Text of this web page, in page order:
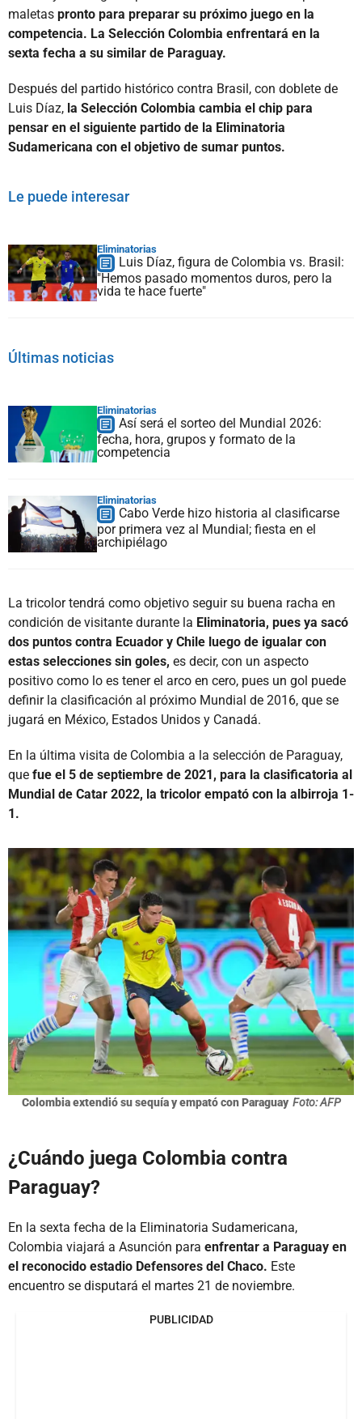
maletas pronto para preparar su próximo juego en la
competencia. La Selección Colombia enfrentará en la
sexta fecha a su similar de Paraguay.
Después del partido histórico contra Brasil, con doblete de
Luis Díaz, la Selección Colombia cambia el chip para
pensar en el siguiente partido de la Eliminatoria
Sudamericana con el objetivo de sumar puntos.
Le puede interesar
Eliminatorias
Luis Díaz, figura de Colombia vs. Brasil:
"Hemos pasado momentos duros, pero la
vida te hace fuerte"
Últimas noticias
Eliminatorias
Así será el sorteo del Mundial 2026:
fecha, hora, grupos y formato de la
competencia
Eliminatorias
Cabo Verde hizo historia al clasificarse
por primera vez al Mundial; fiesta en el
archipiélago
La tricolor tendrá como objetivo seguir su buena racha en
condición de visitante durante la Eliminatoria, pues ya sacó
dos puntos contra Ecuador y Chile luego de igualar con
estas selecciones sin goles, es decir, con un aspecto
positivo como lo es tener el arco en cero, pues un gol puede
definir la clasificación al próximo Mundial de 2016, que se
jugará en México, Estados Unidos y Canadá.
En la última visita de Colombia a la selección de Paraguay,
que fue el 5 de septiembre de 2021, para la clasificatoria al
Mundial de Catar 2022, la tricolor empató con la albirroja 1-
1.
Colombia extendió su sequía y empató con Paraguay Foto: AFP
¿Cuándo juega Colombia contra
Paraguay?
En la sexta fecha de la Eliminatoria Sudamericana,
Colombia viajará a Asunción para enfrentar a Paraguay en
el reconocido estadio Defensores del Chaco. Este
encuentro se disputará el martes 21 de noviembre.
PUBLICIDAD